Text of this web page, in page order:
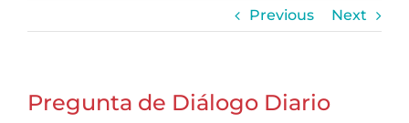
Previous Next
Pregunta de Diálogo Diario